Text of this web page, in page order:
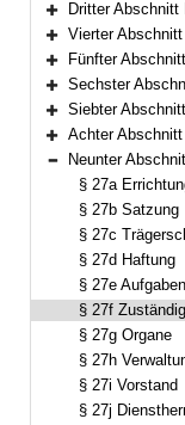
Bereich erweitern
Dritter Abschnitt
Bereich erweitern
Vierter
Bereich erweitern
Fünfter
Bereich erweitern
Sechster
Bereich erweitern
Siebter
Bereich erweitern
Achter
Bereich reduzieren
Neunter Abschnitt
§ 27a Errichtung,
§ 27b Satzung
§ 27c
§ 27d Haftung
§ 27e
§ 27f
§ 27g Organe
§ 27h
§ 27i Vorstand
§ 27j